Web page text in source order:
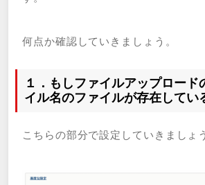
何点か確認していきましょう。
１．もしファイルアップロード
イル名のファイルが存在してい
こちらの部分で設定していきましょ